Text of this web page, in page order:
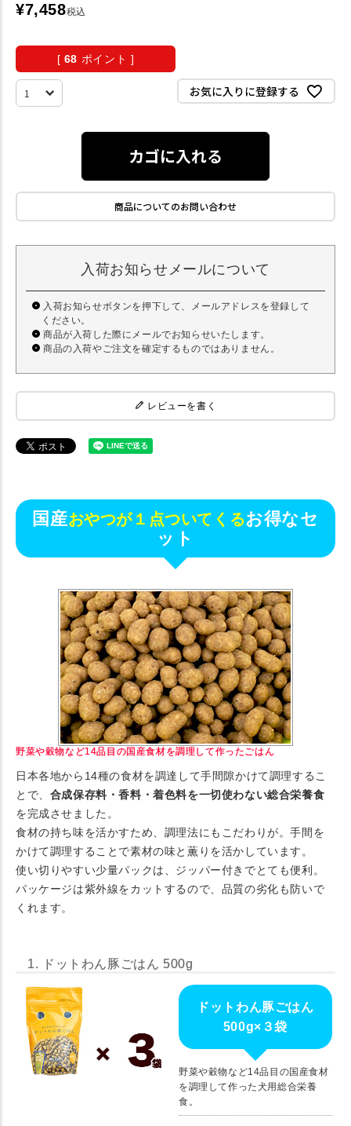
¥7,458税込
[ 68 ポイント ]
お気に入りに登録する
カゴに入れる
商品についてのお問い合わせ
入荷お知らせメールについて
入荷お知らせボタンを押下して、メールアドレスを登録して
ください。
商品が入荷した際にメールでお知らせいたします。
商品の入荷やご注文を確定するものではありません。
レビューを書く
国産おやつが１点ついてくるお得なセ
ット
野菜や穀物など14品目の国産食材を調理して作ったごはん
日本各地から14種の食材を調達して手間隙かけて調理するこ
とで、 合成保存料・香料・着色料を一切使わない総合栄養食
を完成させました。
食材の持ち味を活かすため、調理法にもこだわりが。手間を
かけて調理することで素材の味と薫りを活かしています。
使い切りやすい少量パックは、ジッパー付きでとても便利。
パッケージは紫外線をカットするので、品質の劣化も防いで
くれます。
1. ドットわん豚ごはん 500g
ドットわん豚ごはん
500g×３袋
野菜や穀物など14品目の国産食材
を調理して作った犬用総合栄養
食。